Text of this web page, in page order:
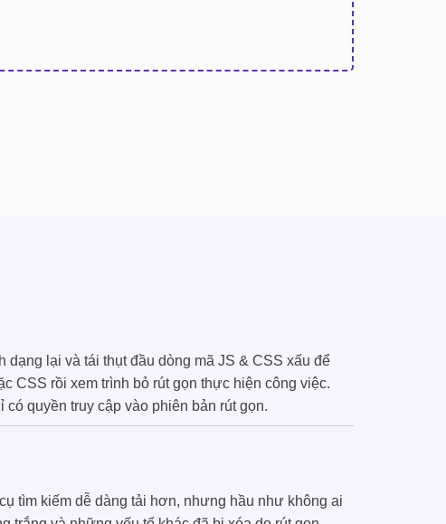
lại và tái thụt đầu dòng mã JS & CSS xấu để
CSS rồi xem trình bỏ rút gọn thực hiện công việc.
quyền truy cập vào phiên bản rút gọn.
tìm kiếm dễ dàng tải hơn, nhưng hầu như không ai